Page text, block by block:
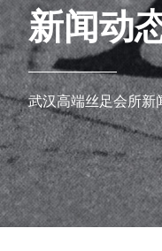
新闻动
武汉高端丝足会所新